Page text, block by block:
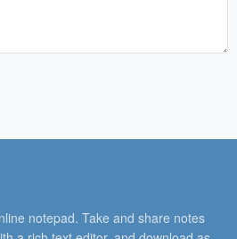
notepad. Take and share notes